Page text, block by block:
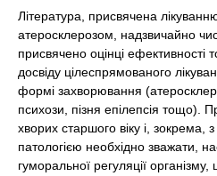
Література, присвячена
атеросклерозом, надзвичайно
присвячено оцінці ефективності
досвіду цілеспрямованого
формі захворювання
психози, пізня епілепсія тощо).
хворих старшого віку і, зокрема,
патологією необхідно зважати,
гуморальної регуляції організму,